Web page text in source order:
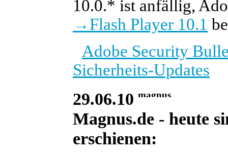
10.0.* ist anfällig,
→Flash Player 10.1
Adobe Security
Sicherheits-Updates
29.06.10
Magnus.de - heute
erschienen: